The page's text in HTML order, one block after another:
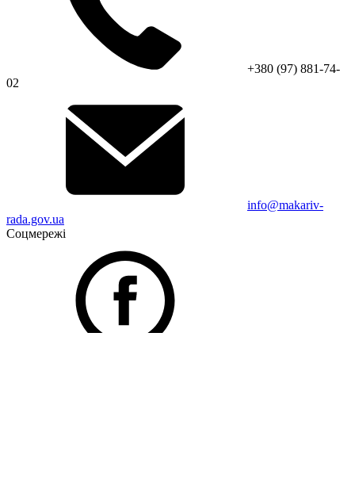
+380 (97) 881-74-
02
info@makariv-
rada.gov.ua
Соцмережі